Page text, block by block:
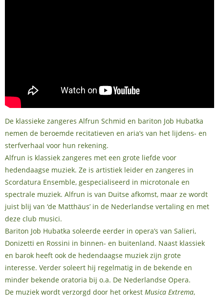
De klassieke zangeres Alfrun Schmid en bariton Job Hubatka
nemen de beroemde recitatieven en aria’s van het lijdens- en
sterfverhaal voor hun rekening.
Alfrun is klassiek zangeres met een grote liefde voor
hedendaagse muziek. Ze is artistiek leider en zangeres in
Scordatura Ensemble, gespecialiseerd in microtonale en
spectrale muziek. Alfrun is van Duitse afkomst, maar ze wordt
juist blij van ‘de Matthäus’ in de Nederlandse vertaling en met
deze club musici.
Bariton Job Hubatka soleerde eerder in opera’s van Salieri,
Donizetti en Rossini in binnen- en buitenland. Naast klassiek
en barok heeft ook de hedendaagse muziek zijn grote
interesse. Verder soleert hij regelmatig in de bekende en
minder bekende oratoria bij o.a. De Nederlandse Opera.
De muziek wordt verzorgd door het orkest Musica Extrema,